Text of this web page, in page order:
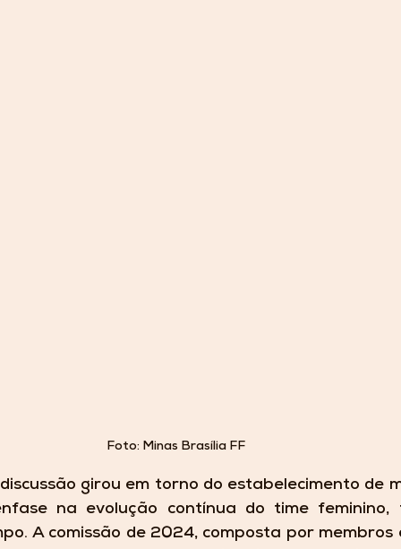
Foto: Minas Brasília FF
girou em torno do estabelecimento de
na evolução contínua do time
A comissão de 2024, composta por membros